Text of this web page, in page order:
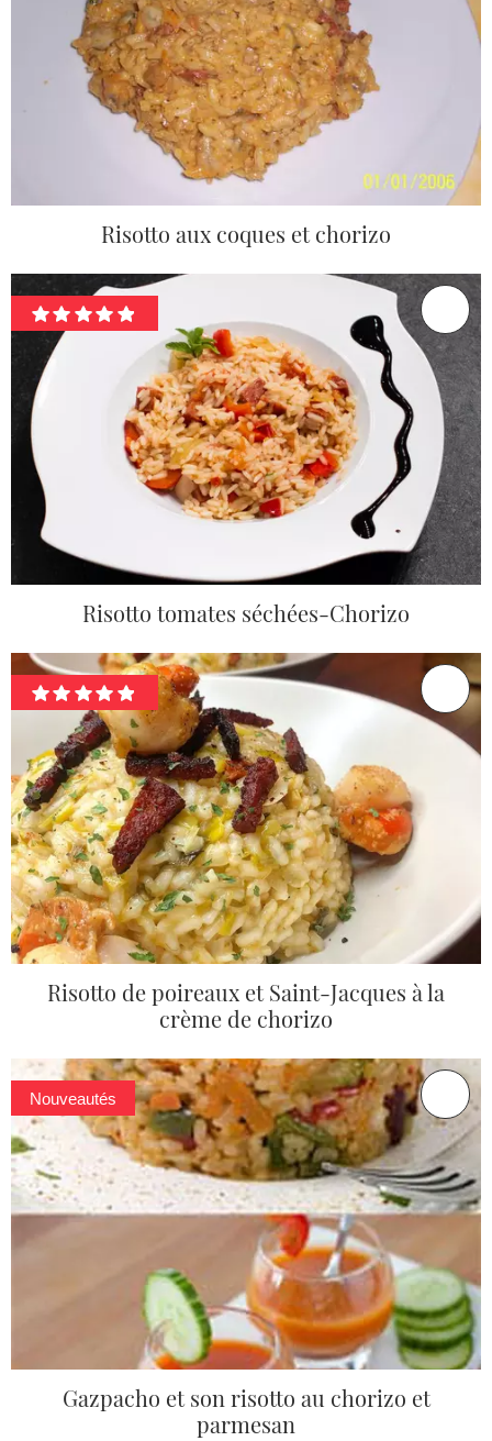
Risotto aux coques et chorizo
Risotto tomates séchées-Chorizo
Risotto de poireaux et Saint-Jacques à la
crème de chorizo
Nouveautés
Gazpacho et son risotto au chorizo et
parmesan